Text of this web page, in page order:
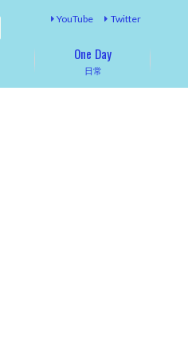
YouTube Twitter
日常
One Day